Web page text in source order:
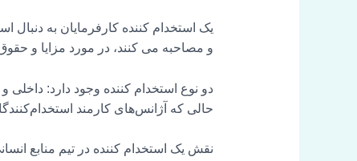
یک استخدام کننده کارفرمایان به دنبال
و مصاحبه می کنند، در مورد مزایا و
دو نوع استخدام کننده وجود دارد:
حالی که آژانس‌های کارمند